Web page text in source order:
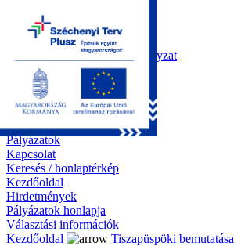
Kezdőoldal
Önkormányzat
Polgármesteri Hivatal
Roma Nemzetiségi Önkormányzat
Elektronikus ügyintézés
Közérdekű információk
Tiszapüspöki bemutatása
Galéria
Díjazottaink
Pályázatok
Kapcsolat
Keresés / honlaptérkép
Kezdőoldal
Hirdetmények
Pályázatok honlapja
Választási információk
Kezdőoldal
Tiszapüspöki bemutatása